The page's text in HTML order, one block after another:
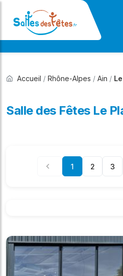
Accueil / Rhône-Alpes / Ain /
Salle des Fêtes Le
1 2 3